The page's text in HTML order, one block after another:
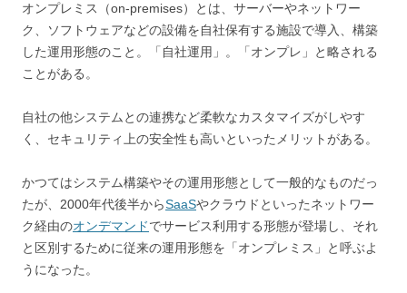
オンプレミス（on-premises）とは、サーバーやネットワー
ク、ソフトウェアなどの設備を自社保有する施設で導入、構築
した運用形態のこと。「自社運用」。「オンプレ」と略される
ことがある。
自社の他システムとの連携など柔軟なカスタマイズがしやす
く、セキュリティ上の安全性も高いといったメリットがある。
かつてはシステム構築やその運用形態として一般的なものだっ
たが、2000年代後半からSaaSやクラウドといったネットワー
ク経由のオンデマンドでサービス利用する形態が登場し、それ
と区別するために従来の運用形態を「オンプレミス」と呼ぶよ
うになった。